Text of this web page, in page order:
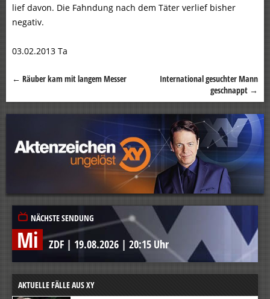
lief davon. Die Fahndung nach dem Täter verlief bisher
negativ.
03.02.2013 Ta
Beitragsnavigation
← Räuber kam mit langem Messer
International gesuchter Mann
geschnappt →
NÄCHSTE SENDUNG
Mi ZDF | 19.08.2026 | 20:15 Uhr
AKTUELLE FÄLLE AUS XY